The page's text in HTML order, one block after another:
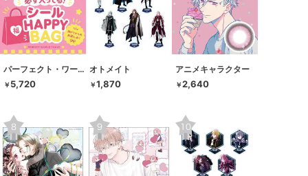
パーフェクト・ワールド・トーキョー
￥ 5,720
オトメイト
￥1,870
アニメキャラクター
￥2,640